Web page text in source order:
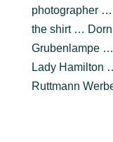
photographer
the shirt …
Grubenlampe
Lady Hamilton
Ruttmann